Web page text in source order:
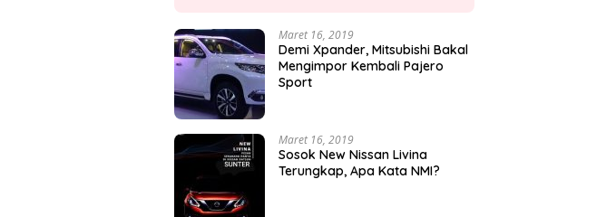
Maret 16, 2019
Demi Xpander, Mitsubishi Bakal
Mengimpor Kembali Pajero
Sport
Maret 16, 2019
Sosok New Nissan Livina
Terungkap, Apa Kata NMI?